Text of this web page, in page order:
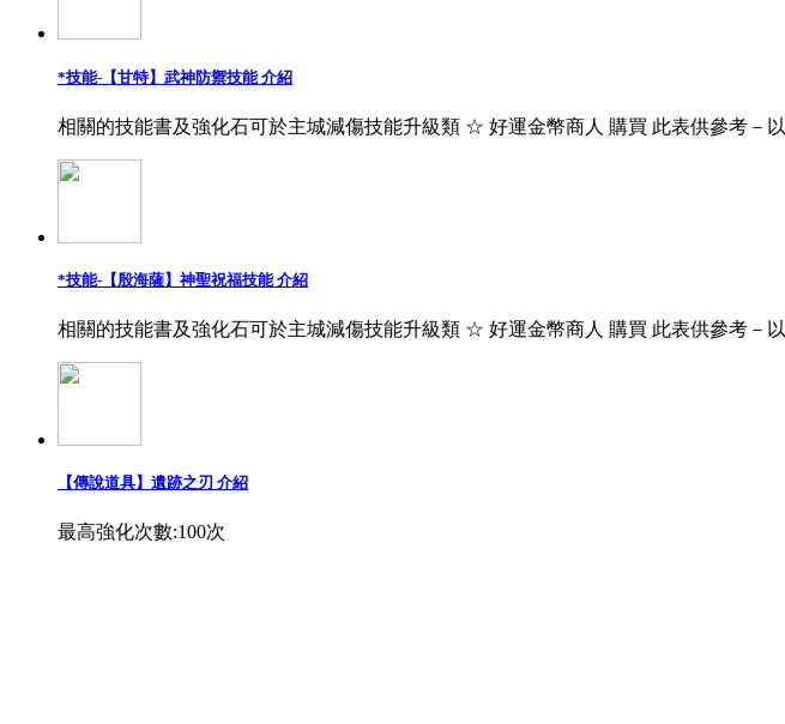
*技能-【甘特】武神防禦技能 介紹
相關的技能書及強化石可於主城減傷技能升級類 ☆ 好運金幣商人 購買 此表供參考－以
*技能-【殷海薩】神聖祝福技能 介紹
相關的技能書及強化石可於主城減傷技能升級類 ☆ 好運金幣商人 購買 此表供參考－以
【傳說道具】遺跡之刃 介紹
最高強化次數:100次